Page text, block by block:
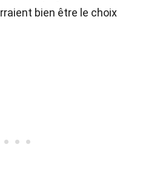
bien être le choix